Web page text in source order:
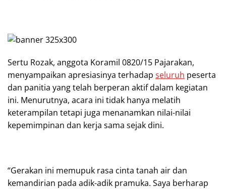
Sertu Rozak, anggota Koramil 0820/15 Pajarakan,
menyampaikan apresiasinya terhadap seluruh peserta
dan panitia yang telah berperan aktif dalam kegiatan
ini. Menurutnya, acara ini tidak hanya melatih
keterampilan tetapi juga menanamkan nilai-nilai
kepemimpinan dan kerja sama sejak dini.
“Gerakan ini memupuk rasa cinta tanah air dan
kemandirian pada adik-adik pramuka. Saya berharap